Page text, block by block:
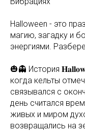
Halloween - это
магию, загадку и
энергиями.
🎃👻 История
когда кельты
связывался с
день считался
живых и миром
возвращались на